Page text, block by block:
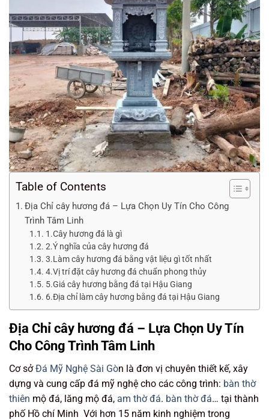
Table of Contents
Địa Chỉ cây hương đá – Lựa Chọn Uy Tín Cho Công
Trình Tâm Linh
1.Cây hương đá là gì
2.Ý nghĩa của cây hương đá
3.Làm cây hương đá bằng vật liệu gì tốt nhất
4.Vị trí đặt cây hương đá chuẩn phong thủy
5.Giá cây hương bằng đá tại Hậu Giang
6.Địa chỉ làm cây hương bằng đá tại Hậu Giang
Địa Chỉ cây hương đá – Lựa Chọn Uy Tín
Cho Công Trình Tâm Linh
Cơ sởĐá Mỹ Nghệ Sài Gòn là đơn vị chuyên thiết kế, xây
dựng và cung cấp đá mỹ nghệ cho các công trình: bàn thờ
thiên mộ đá, lăng mộ đá, am thờ đá. bàn thờ đá… tại thành
phố Hồ chí Minh Với hơn 15 năm kinh nghiệm trong